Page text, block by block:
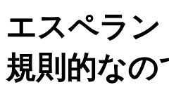
エスペラ
規則的な